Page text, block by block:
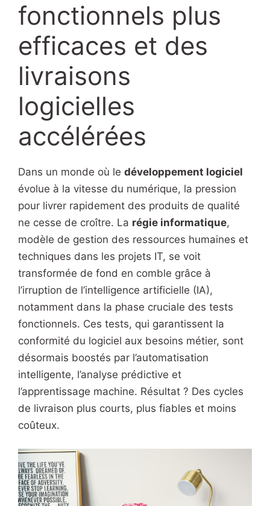
fonctionnels plus
efficaces et des
livraisons
logicielles
accélérées
Dans un monde où le développement logiciel
évolue à la vitesse du numérique, la pression
pour livrer rapidement des produits de qualité
ne cesse de croître. La régie informatique,
modèle de gestion des ressources humaines et
techniques dans les projets IT, se voit
transformée de fond en comble grâce à
l’irruption de l’intelligence artificielle (IA),
notamment dans la phase cruciale des tests
fonctionnels. Ces tests, qui garantissent la
conformité du logiciel aux besoins métier, sont
désormais boostés par l’automatisation
intelligente, l’analyse prédictive et
l’apprentissage machine. Résultat ? Des cycles
de livraison plus courts, plus fiables et moins
coûteux.